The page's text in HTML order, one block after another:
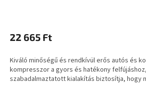
22 665 Ft
Kiváló minőségű és rendkívül erős autós és
kompresszor a gyors és hatékony
szabadalmaztatott kialakítás biztosítja, hogy